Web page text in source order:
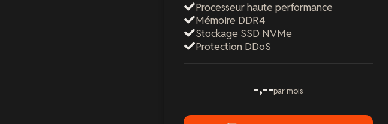
Processeur haute performance
Mémoire DDR4
Stockage SSD NVMe
Protection DDoS
-,--par mois